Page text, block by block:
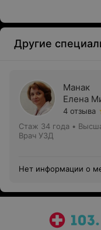
Другие
Манак
Елена
4 отзыва
Стаж 34 года •
Врач УЗД
Нет информации о